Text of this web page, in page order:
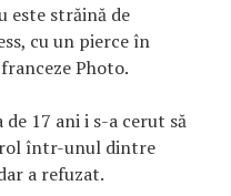
este străină de
cu un pierce în
Photo.
17 ani i s-a cerut să
într-unul dintre
a refuzat.